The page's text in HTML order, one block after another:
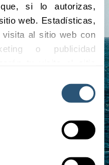
que, si lo autorizas,
web. Estadísticas,
al sitio web con
o publicidad
y medir su
la Política de